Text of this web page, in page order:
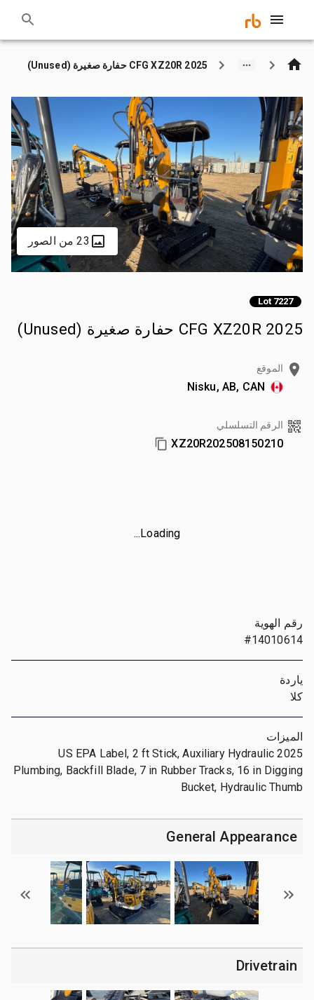
2025 CFG XZ20R حفارة صغيرة (Unused)
23 من الصور
Lot 7227
2025 CFG XZ20R حفارة صغيرة (Unused)
الموقع
Nisku, AB, CAN
الرقم التسلسلي
XZ20R202508150210
Loading...
رقم الهوية
#14010614
ياردة
كلا
الميزات
2025 US EPA Label, 2 ft Stick, Auxiliary Hydraulic
Plumbing, Backfill Blade, 7 in Rubber Tracks, 16 in Digging
Bucket, Hydraulic Thumb
General Appearance
Drivetrain